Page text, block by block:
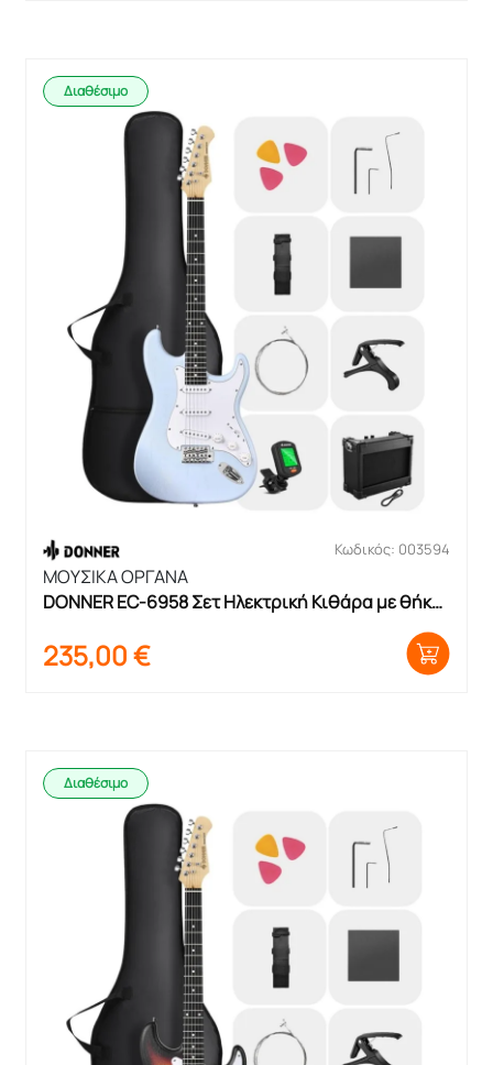
Διαθέσιμο
Κωδικός: 003594
ΜΟΥΣΙΚΑ ΟΡΓΑΝΑ
DONNER EC-6958 Σετ Ηλεκτρική Κιθάρα με θήκη
235,00€
Διαθέσιμο